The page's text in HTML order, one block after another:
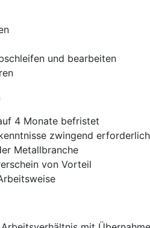
und bearbeiten
4 Monate befristet
zwingend erforderlich
Metallbranche
von Vorteil